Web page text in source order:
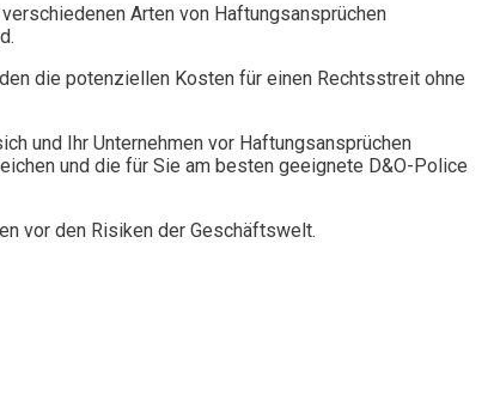
Arten von Haftungsansprüchen
die potenziellen Kosten für einen Rechtsstreit ohne
und Ihr Unternehmen vor Haftungsansprüchen
und die für Sie am besten geeignete D&O-Police
vor den Risiken der Geschäftswelt.